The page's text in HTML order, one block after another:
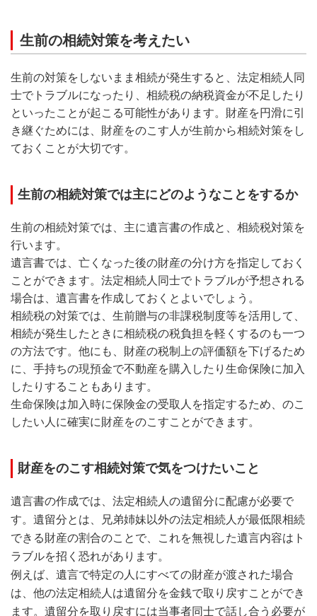
生前の相続対策を考えたい
生前の対策をしないまま相続が発生すると、法定相続人同
士でトラブルになったり、相続税の納税資金が不足したり
といったことが起こる可能性があります。財産を円滑に引
き継ぐためには、財産をのこす人が生前から相続対策をし
ておくことが大切です。
生前の相続対策では主にどのようなことをするか
生前の相続対策では、主に遺言書の作成と、相続税対策を
行います。
遺言書では、亡くなった後の財産の分け方を指定しておく
ことができます。法定相続人同士でトラブルが予想される
場合は、遺言書を作成しておくとよいでしょう。
相続税の対策では、生前贈与の非課税制度等を活用して、
相続が発生したときに相続税の税負担を軽くするのも一つ
の方法です。他にも、財産の税制上の評価額を下げるため
に、手持ちの現預金で不動産を購入したり生命保険に加入
したりすることもあります。
生命保険は加入時に保険金の受取人を指定するため、のこ
したい人に確実に財産をのこすことができます。
財産をのこす相続対策で気をつけたいこと
遺言書の作成では、法定相続人の遺留分に配慮が必要で
す。遺留分とは、兄弟姉妹以外の法定相続人が最低限相続
できる財産の割合のことで、これを無視した遺言内容はト
ラブルを招く恐れがあります。
例えば、遺言で特定の人にすべての財産が渡された場合
は、他の法定相続人は遺留分を金銭で取り戻すことができ
ます。遺留分を取り戻すには当事者同士で話し合う必要が